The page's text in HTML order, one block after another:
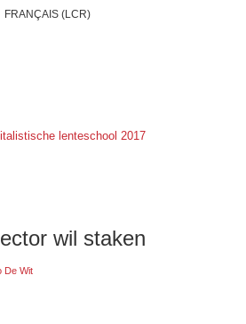
FRANÇAIS (LCR)
wil staken
De Wit